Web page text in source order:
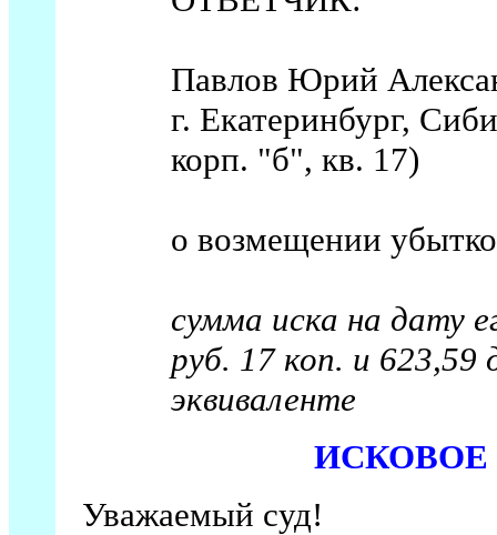
Павлов Юрий
г. Екатеринбург,
корп. "б", кв. 17)
о возмещении
сумма иска на дату
руб. 17 коп. и
эквиваленте
ИСКОВОЕ
Уважаемый суд!